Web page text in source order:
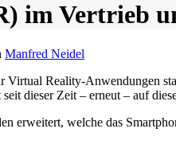
im Vertrieb
Manfred Neidel
Virtual Reality-Anwendungen
dieser Zeit – erneut – auf
erweitert, welche das